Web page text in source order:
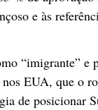
e às
“imigrante” e
EUA, que o
de posicionar